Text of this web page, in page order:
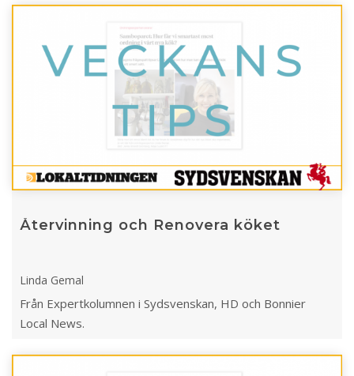
Återvinning och Renovera köket
Linda Gemal
Från Expertkolumnen i Sydsvenskan, HD och Bonnier
Local News.